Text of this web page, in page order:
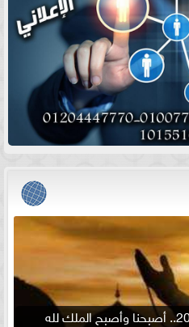
أذكار الصباح الخميس 6-8- 2026.. أصبحنا وأصبح الملك لله